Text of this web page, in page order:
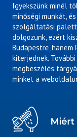
Igyekszünk minél
minőségi munkát,
szolgáltatási
dolgozunk, ezért
Budapestre, hanem
kiterjednek.
megbeszélés
minket a
Miért